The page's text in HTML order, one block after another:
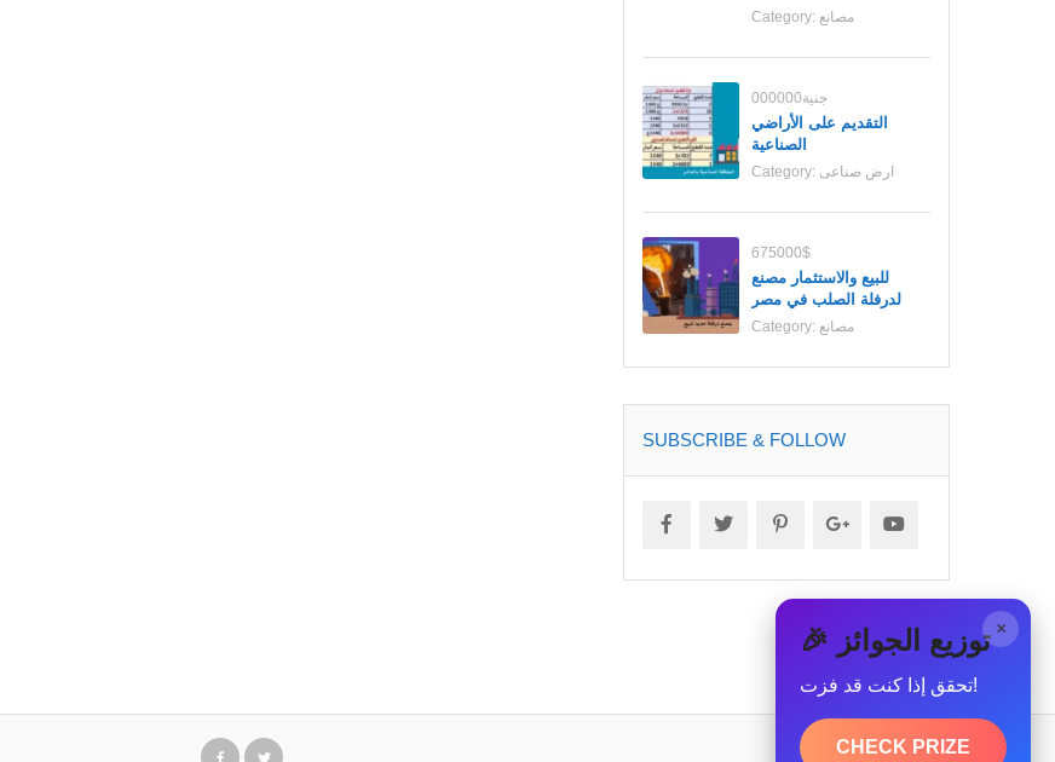
Category: مصانع
000000جنية
التقديم على الأراضي
الصناعية
Category: ارض صناعى
675000$
للبيع والاستثمار مصنع
لدرفلة الصلب في مصر
Category: مصانع
SUBSCRIBE & FOLLOW
× 🎉 توزيع الجوائز
تحقق إذا كنت قد فزت!
CHECK PRIZE